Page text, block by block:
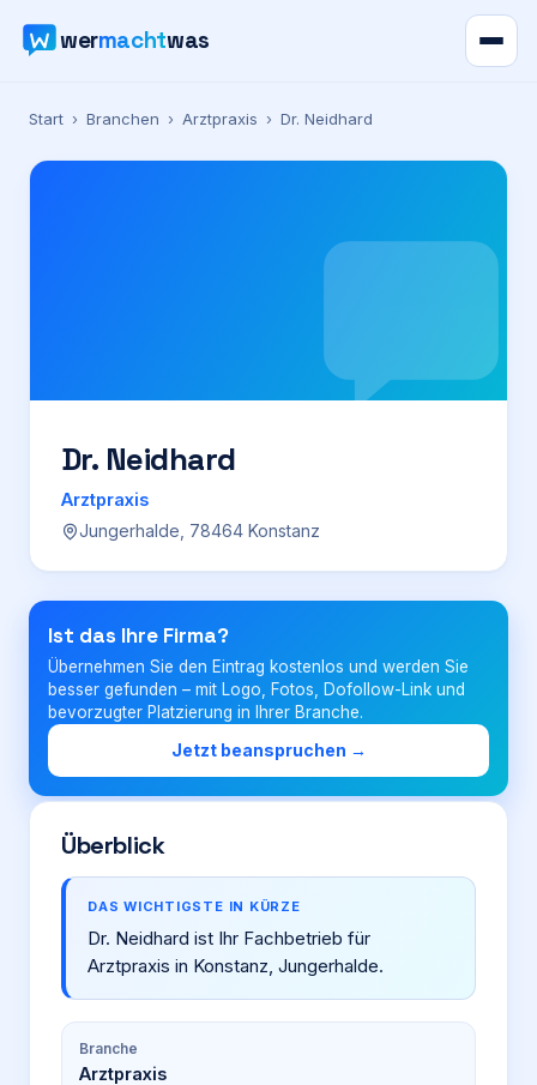
wermachtwas
Verzeichnis
Karte
Preise
Für Firmen
Login
Firma eintragen
Start › Branchen › Arztpraxis › Dr. Neidhard
Dr. Neidhard
Arztpraxis
Jungerhalde, 78464 Konstanz
Ist das Ihre Firma?
Übernehmen Sie den Eintrag kostenlos und werden Sie
besser gefunden – mit Logo, Fotos, Dofollow-Link und
bevorzugter Platzierung in Ihrer Branche.
Jetzt beanspruchen →
Überblick
DAS WICHTIGSTE IN KÜRZE
Dr. Neidhard ist Ihr Fachbetrieb für
Arztpraxis in Konstanz, Jungerhalde.
Branche
Arztpraxis